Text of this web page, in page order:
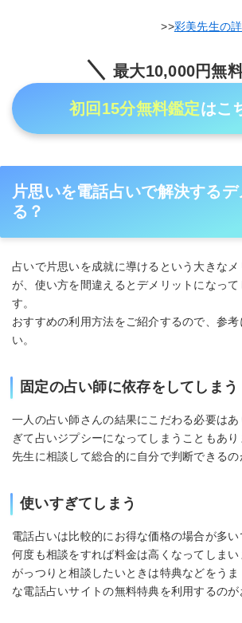
彩美先生の
最大10,000円無
初回15分無料鑑定はこ
片思いを電話占いで解決する
る？
占いで片思いを成就に導けるという大きな
が、使い方を間違えるとデメリットになって
す。
おすすめの利用方法をご紹介するので、参考
い。
固定の占い師に依存をしてしまう
一人の占い師さんの結果にこだわる必要は
ぎて占いジプシーになってしまうこともあ
先生に相談して総合的に自分で判断できるの
使いすぎてしまう
電話占いは比較的にお得な価格の場合が多
何度も相談をすれば料金は高くなってしまい
がっつりと相談したいときは特典などをうま
な電話占いサイトの無料特典を利用するのが